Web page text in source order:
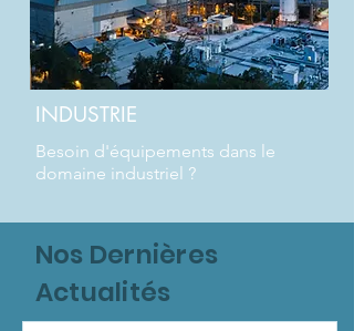
INDUSTRIE
Besoin d'équipements dans le
domaine industriel ?
Nos Dernières
Actualités